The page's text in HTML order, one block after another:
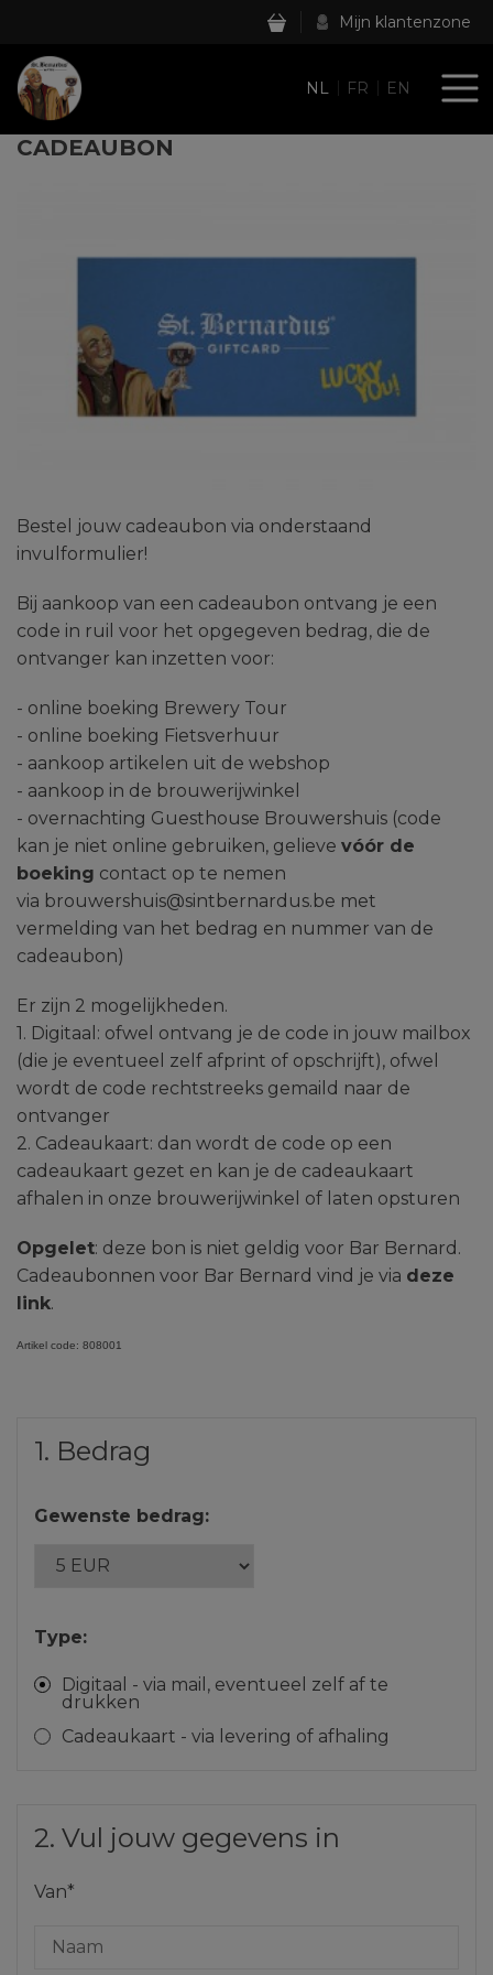
Mijn klantenzone
NL FR EN
CADEAUBON
Bestel jouw cadeaubon via onderstaand
invulformulier!
Bij aankoop van een cadeaubon ontvang je een
code in ruil voor het opgegeven bedrag, die de
ontvanger kan inzetten voor:
- online boeking Brewery Tour
- online boeking Fietsverhuur
- aankoop artikelen uit de webshop
- aankoop in de brouwerijwinkel
- overnachting Guesthouse Brouwershuis (code
kan je niet online gebruiken, gelieve vóór de
boeking contact op te nemen
via brouwershuis@sintbernardus.be met
vermelding van het bedrag en nummer van de
cadeaubon)
Er zijn 2 mogelijkheden.
1. Digitaal: ofwel ontvang je de code in jouw mailbox
(die je eventueel zelf afprint of opschrijft), ofwel
wordt de code rechtstreeks gemaild naar de
ontvanger
2. Cadeaukaart: dan wordt de code op een
cadeaukaart gezet en kan je de cadeaukaart
afhalen in onze brouwerijwinkel of laten opsturen
Opgelet: deze bon is niet geldig voor Bar Bernard.
Cadeaubonnen voor Bar Bernard vind je via deze
link.
Artikel code: 808001
1. Bedrag
Gewenste bedrag:
Type:
Digitaal - via mail, eventueel zelf af te
drukken
Cadeaukaart - via levering of afhaling
2. Vul jouw gegevens in
Van*